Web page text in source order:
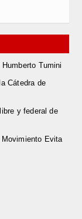
Tumini
Cátedra de
y federal de
Evita